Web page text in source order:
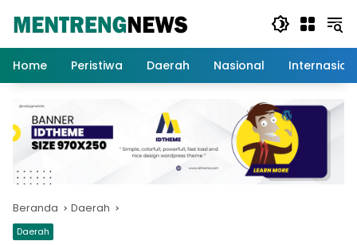
Home
Peristiwa Daerah Nasional
Beranda Daerah
Daerah